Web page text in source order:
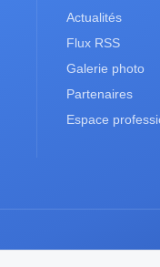
Actualités
Flux RSS
Galerie photo
Partenaires
Espace